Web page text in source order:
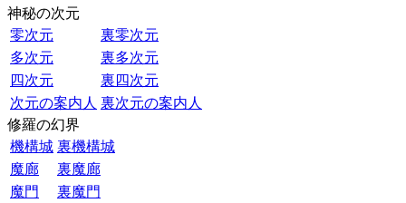
神秘の次元
零次元
裏零次元
多次元
裏多次元
四次元
裏四次元
次元の案内人 裏次元の案内人
修羅の幻界
機構城 裏機構城
魔廊
裏魔廊
魔門
裏魔門